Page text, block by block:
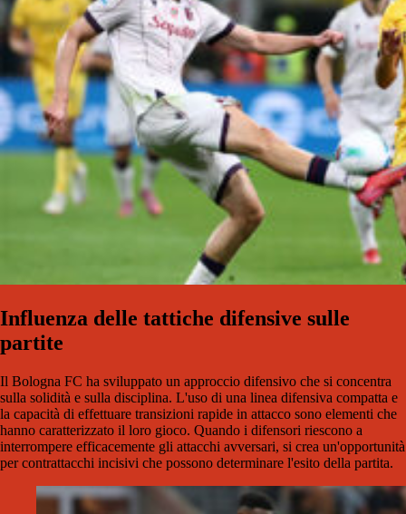
Influenza delle tattiche difensive sulle
partite
Il Bologna FC ha sviluppato un approccio difensivo che si concentra
sulla solidità e sulla disciplina. L'uso di una linea difensiva compatta e
la capacità di effettuare transizioni rapide in attacco sono elementi che
hanno caratterizzato il loro gioco. Quando i difensori riescono a
interrompere efficacemente gli attacchi avversari, si crea un'opportunità
per contrattacchi incisivi che possono determinare l'esito della partita.